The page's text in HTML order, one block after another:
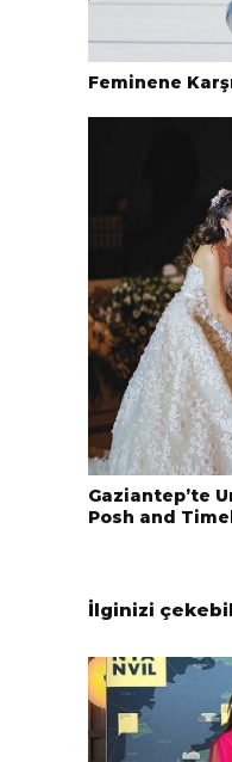
Feminene
Gaziantep’te
Posh and
İlginizi